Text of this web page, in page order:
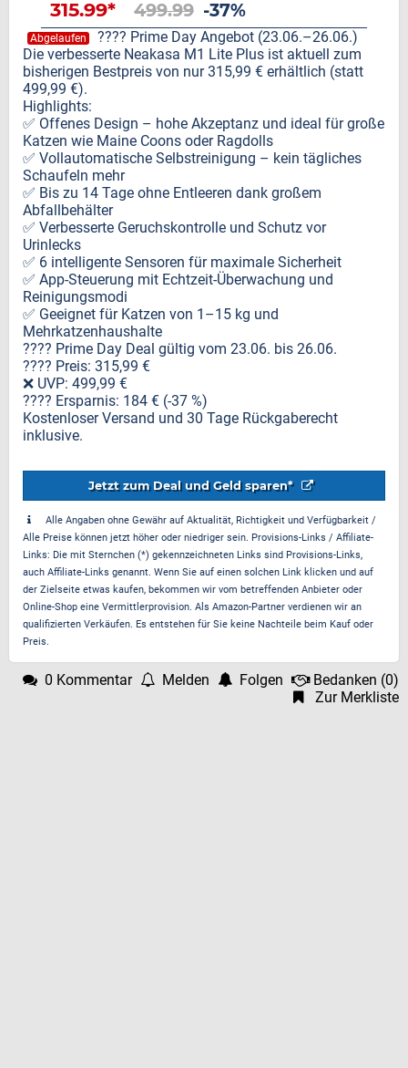
315.99* 499.99 -37%
Abgelaufen
???? Prime Day Angebot (23.06.–26.06.)
Die verbesserte Neakasa M1 Lite Plus ist aktuell zum
bisherigen Bestpreis von nur 315,99 € erhältlich (statt
499,99 €).
Highlights:
✅ Offenes Design – hohe Akzeptanz und ideal für große
Katzen wie Maine Coons oder Ragdolls
✅ Vollautomatische Selbstreinigung – kein tägliches
Schaufeln mehr
✅ Bis zu 14 Tage ohne Entleeren dank großem
Abfallbehälter
✅ Verbesserte Geruchskontrolle und Schutz vor
Urinlecks
✅ 6 intelligente Sensoren für maximale Sicherheit
✅ App-Steuerung mit Echtzeit-Überwachung und
Reinigungsmodi
✅ Geeignet für Katzen von 1–15 kg und
Mehrkatzenhaushalte
???? Prime Day Deal gültig vom 23.06. bis 26.06.
???? Preis: 315,99 €
❌ UVP: 499,99 €
???? Ersparnis: 184 € (-37 %)
Kostenloser Versand und 30 Tage Rückgaberecht
inklusive.
Jetzt zum Deal und Geld sparen*
Alle Angaben ohne Gewähr auf Aktualität, Richtigkeit und Verfügbarkeit /
Alle Preise können jetzt höher oder niedriger sein. Provisions-Links / Affiliate-
Links: Die mit Sternchen (*) gekennzeichneten Links sind Provisions-Links,
auch Affiliate-Links genannt. Wenn Sie auf einen solchen Link klicken und auf
der Zielseite etwas kaufen, bekommen wir vom betreffenden Anbieter oder
Online-Shop eine Vermittlerprovision. Als Amazon-Partner verdienen wir an
qualifizierten Verkäufen. Es entstehen für Sie keine Nachteile beim Kauf oder
Preis.
0 Kommentar Melden Folgen Bedanken (0)
Zur Merkliste